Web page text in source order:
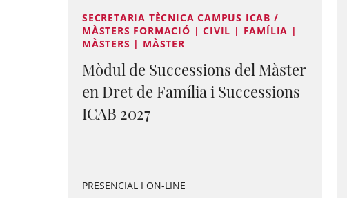
SECRETARIA TÈCNICA CAMPUS ICAB /
MÀSTERS FORMACIÓ | CIVIL | FAMÍLIA |
MÀSTERS | MÀSTER
Mòdul de Successions del Màster
en Dret de Família i Successions
ICAB 2027
PRESENCIAL I ON-LINE